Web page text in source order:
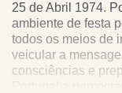
25 de Abril 1974.
ambiente de festa
todos os meios de
veicular a
consciências e